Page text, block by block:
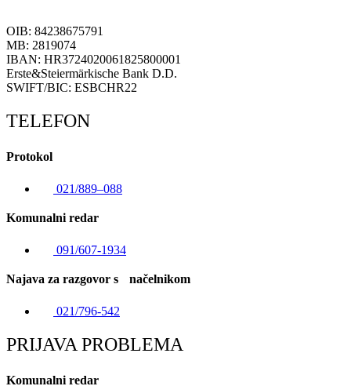
OIB: 84238675791
MB: 2819074
IBAN: HR3724020061825800001
Erste&Steiermärkische Bank D.D.
SWIFT/BIC: ESBCHR22
TELEFON
Protokol
021/889–088
Komunalni redar
091/607-1934
Najava za razgovor s načelnikom
021/796-542
PRIJAVA PROBLEMA
Komunalni redar